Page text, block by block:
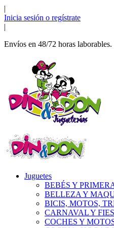
|
Inicia sesión o regístrate
|
Envíos en 48/72 horas
Juguetes
BEBÉS Y
BELLEZA Y
BICIS, MOTOS,
CARNAVAL Y
COCHES Y